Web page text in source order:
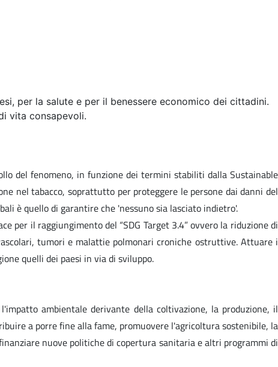
per la salute e per il benessere economico dei cittadini.
vita consapevoli.
del fenomeno, in funzione dei termini stabiliti dalla Sustainable
nel tabacco, soprattutto per proteggere le persone dai danni del
è quello di garantire che 'nessuno sia lasciato indietro'.
per il raggiungimento del “SDG Target 3.4” ovvero la riduzione di
tumori e malattie polmonari croniche ostruttive. Attuare i
quelli dei paesi in via di sviluppo.
ambientale derivante della coltivazione, la produzione, il
a porre fine alla fame, promuovere l'agricoltura sostenibile, la
nuove politiche di copertura sanitaria e altri programmi di